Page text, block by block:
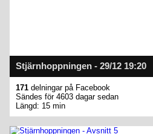
Stjärnhoppningen - 29/12 19:20
171 delningar på Facebook
Sändes för 4603 dagar sedan
Längd: 15 min